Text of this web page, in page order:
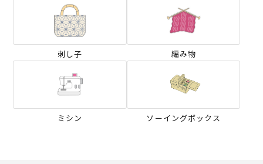
刺し子 編み物
ミシン ソーイングボックス